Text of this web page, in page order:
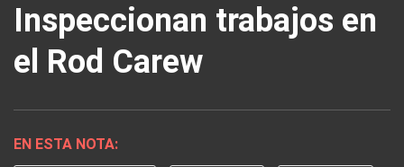
Inspeccionan trabajos en
el Rod Carew
EN ESTA NOTA: